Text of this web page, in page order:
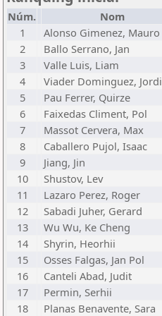
Núm. Nom
1
Alonso Gimenez, Mauro
2
Ballo Serrano, Jan
3
Valle Luis, Liam
4
Viader Dominguez, Jordi
5
Pau Ferrer, Quirze
6
Faixedas Climent, Pol
7
Massot Cervera, Max
8
Caballero Pujol, Isaac
9
Jiang, Jin
10
Shustov, Lev
11
Lazaro Perez, Roger
12
Sabadi Juher, Gerard
13
Wu Wu, Ke Cheng
14
Shyrin, Heorhii
15
Osses Falgas, Jan Pol
16
Canteli Abad, Judit
17
Permin, Serhii
18
Planas Benavente, Sara